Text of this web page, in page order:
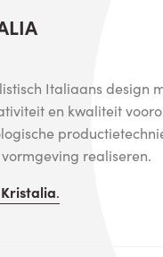
Italiaans design
en kwaliteit
realiseren.
Kristalia.